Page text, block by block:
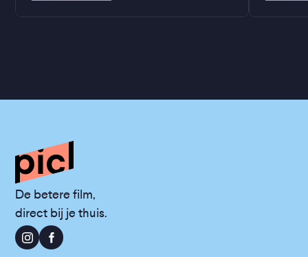
De betere film,
direct bij je thuis.